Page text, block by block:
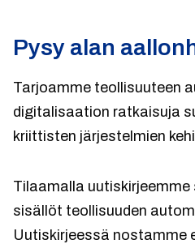
Pysy alan
Tarjoamme teollisuuteen
digitalisaation ratkaisuja
kriittisten järjestelmien
Tilaamalla
sisällöt teollisuuden
Uutiskirjeessä nostamme